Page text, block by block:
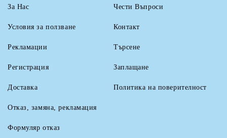
За Нас
Условия за ползване
Рекламации
Чести Въпроси
Контакт
Търсене
Регистрация
Доставка
Отказ, замяна, рекламация
Формуляр отказ
Заплащане
Политика на поверителност